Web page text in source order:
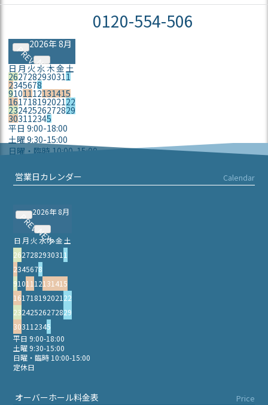
0120-554-506
PREV
2026年 8月
NEXT
日月火水木金土
2627282930311
2345678
9101112131415
16171819202122
23242526272829
303112345
平日 9:00-18:00
土曜 9:30-15:00
日曜・臨時 10:00-15:00
営業日カレンダー
Calendar
PREV
2026年 8月
NEXT
日 月 火 水木金 土
262728293031 1
2345678
91011 12131415
161718192021 22
23242526272829
3031 1 2345
平日 9:00-18:00
土曜 9:30-15:00
日曜・臨時 10:00-15:00
定休日
オーバーホール料金表 Price